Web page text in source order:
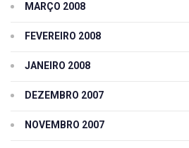
MARÇO 2008
FEVEREIRO 2008
JANEIRO 2008
DEZEMBRO 2007
NOVEMBRO 2007